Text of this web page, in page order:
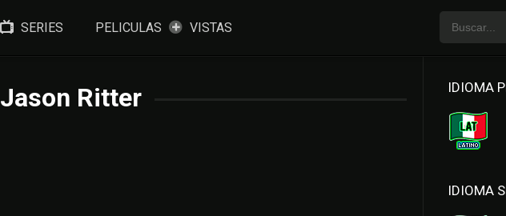
SERIES PELICULAS VISTAS
Jason Ritter IDIOMA
IDIOMA